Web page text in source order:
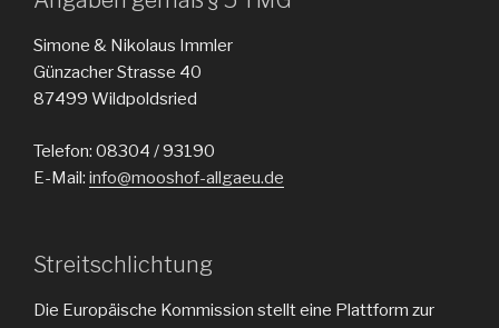
Simone & Nikolaus Immler
Günzacher Strasse 40
87499 Wildpoldsried
Telefon: 08304 / 93190
E-Mail: info@mooshof-allgaeu.de
Streitschlichtung
Die Europäische Kommission stellt eine Plattform zur